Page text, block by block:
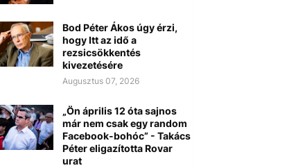
Bod Péter Ákos úgy érzi,
hogy Itt az idő a
rezsicsökkentés
kivezetésére
Augusztus 07, 2026
„Ön április 12 óta sajnos
már nem csak egy random
Facebook-bohóc” - Takács
Péter eligazította Rovar
urat